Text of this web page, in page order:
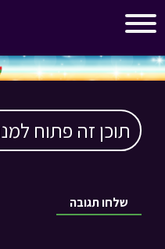
תוכן זה פתוח
שלחו תגובה